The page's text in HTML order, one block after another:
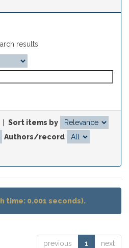
results.
Sort items by
Authors/record
time: 0.001 seconds).
previous 1 next